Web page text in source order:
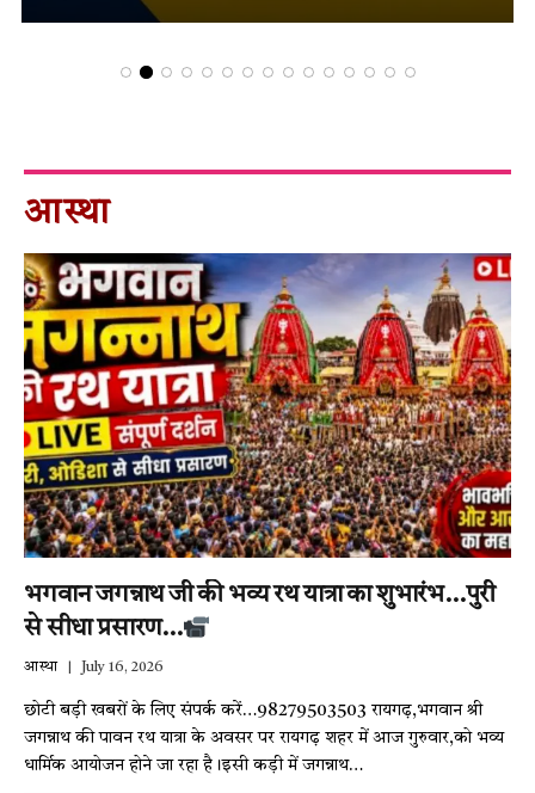
आस्था
भगवान जगन्नाथ जी की भव्य रथ यात्रा का शुभारंभ…पुरी
से सीधा प्रसारण…
आस्था July 16, 2026
छोटी बड़ी खबरों के लिए संपर्क करें…98279503503 रायगढ़,भगवान श्री
जगन्नाथ की पावन रथ यात्रा के अवसर पर रायगढ़ शहर में आज गुरुवार,को भव्य
धार्मिक आयोजन होने जा रहा है।इसी कड़ी में जगन्नाथ…